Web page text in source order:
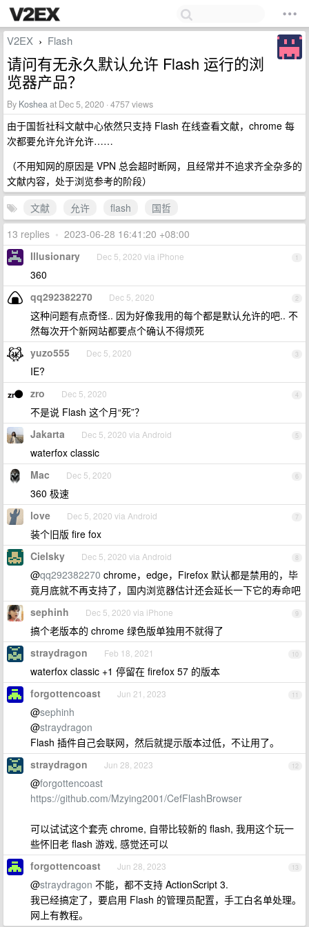
V2EX › Flash
请问有无永久默认允许 Flash 运行的浏
览器产品？
By Kosheaat Dec 5, 2020 · 4757 views
由于国哲社科文献中心依然只支持 Flash 在线查看文献，chrome 每
次都要允许允许允许……
（不用知网的原因是 VPN 总会超时断网，且经常并不追求齐全杂多的
文献内容，处于浏览参考的阶段）
文献
允许 flash
国哲
13 replies • 2023-06-28 16:41:20 +08:00
1
Illusionary Dec 5, 2020 via iPhone
360
2
qq292382270 Dec 5, 2020
这种问题有点奇怪.. 因为好像我用的每个都是默认允许的吧.. 不
然每次开个新网站都要点个确认不得烦死
3
yuzo555 Dec 5, 2020
IE?
4
zro Dec 5, 2020
不是说 Flash 这个月“死”？
5
Jakarta Dec 5, 2020 via Android
waterfox classic
6
Mac Dec 5, 2020
360 极速
7
love Dec 5, 2020 via Android
装个旧版 fire fox
8
Cielsky Dec 5, 2020 via Android
@qq292382270 chrome，edge，Firefox 默认都是禁用的，毕
竟月底就不再支持了，国内浏览器估计还会延长一下它的寿命吧
9
sephinh Dec 5, 2020 via iPhone
搞个老版本的 chrome 绿色版单独用不就得了
10
straydragon Feb 18, 2021
waterfox classic +1 停留在 firefox 57 的版本
11
forgottencoast Jun 21, 2023
@sephinh
@straydragon
Flash 插件自己会联网，然后就提示版本过低，不让用了。
12
straydragon Jun 28, 2023
@forgottencoast
https://github.com/Mzying2001/CefFlashBrowser
可以试试这个套壳 chrome, 自带比较新的 flash, 我用这个玩一
些怀旧老 flash 游戏, 感觉还可以
13
forgottencoast Jun 28, 2023
@straydragon 不能，都不支持 ActionScript 3.
我已经搞定了，要启用 Flash 的管理员配置，手工白名单处理。
网上有教程。